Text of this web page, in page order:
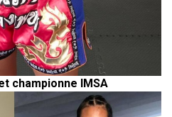
championne IMSA